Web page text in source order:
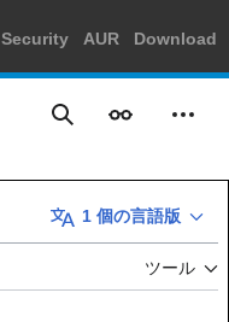
Security AUR Download
検索 表示 個人
1 個の言語版
ツール